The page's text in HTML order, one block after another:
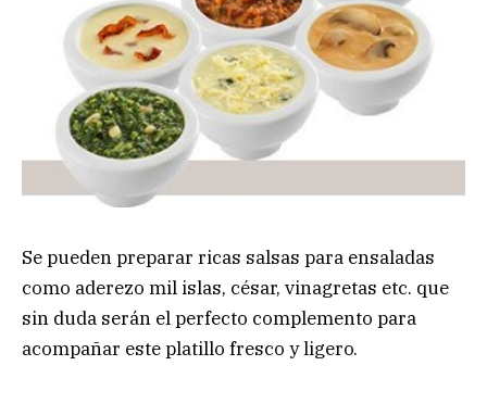
Se pueden preparar ricas salsas para ensaladas
como aderezo mil islas, césar, vinagretas etc. que
sin duda serán el perfecto complemento para
acompañar este platillo fresco y ligero.